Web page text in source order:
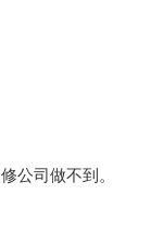
做不到。